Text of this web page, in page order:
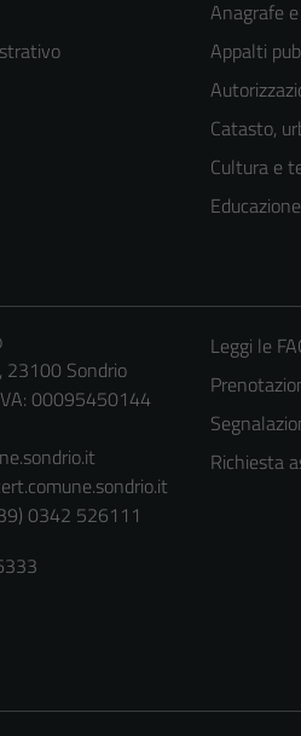
Anagrafe
Appalti
Catasto,
Cultura e
23100 Sondrio
00095450144
0342 526111
Leggi le
Richiesta